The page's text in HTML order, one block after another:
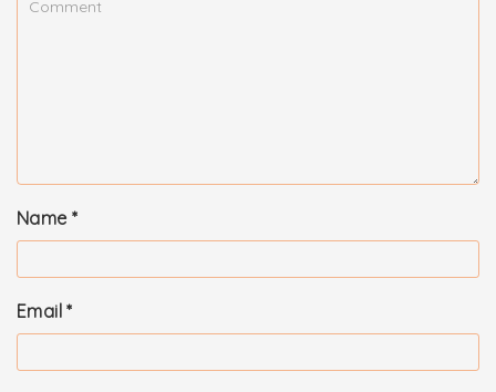
Name *
Email*